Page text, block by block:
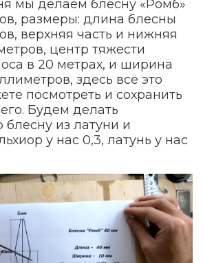
мы делаем блесну «Ромб»
размеры: длина блесны
верхняя часть и нижняя
центр тяжести
в 20 метрах, и ширина
здесь всё это
посмотреть и сохранить
Будем делать
из латуни и
у нас 0,3, латунь у нас